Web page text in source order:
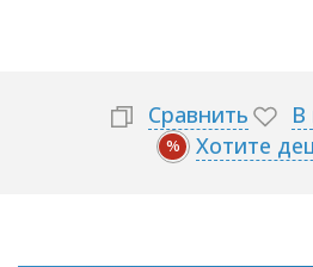
Сравнить В
% Хотите